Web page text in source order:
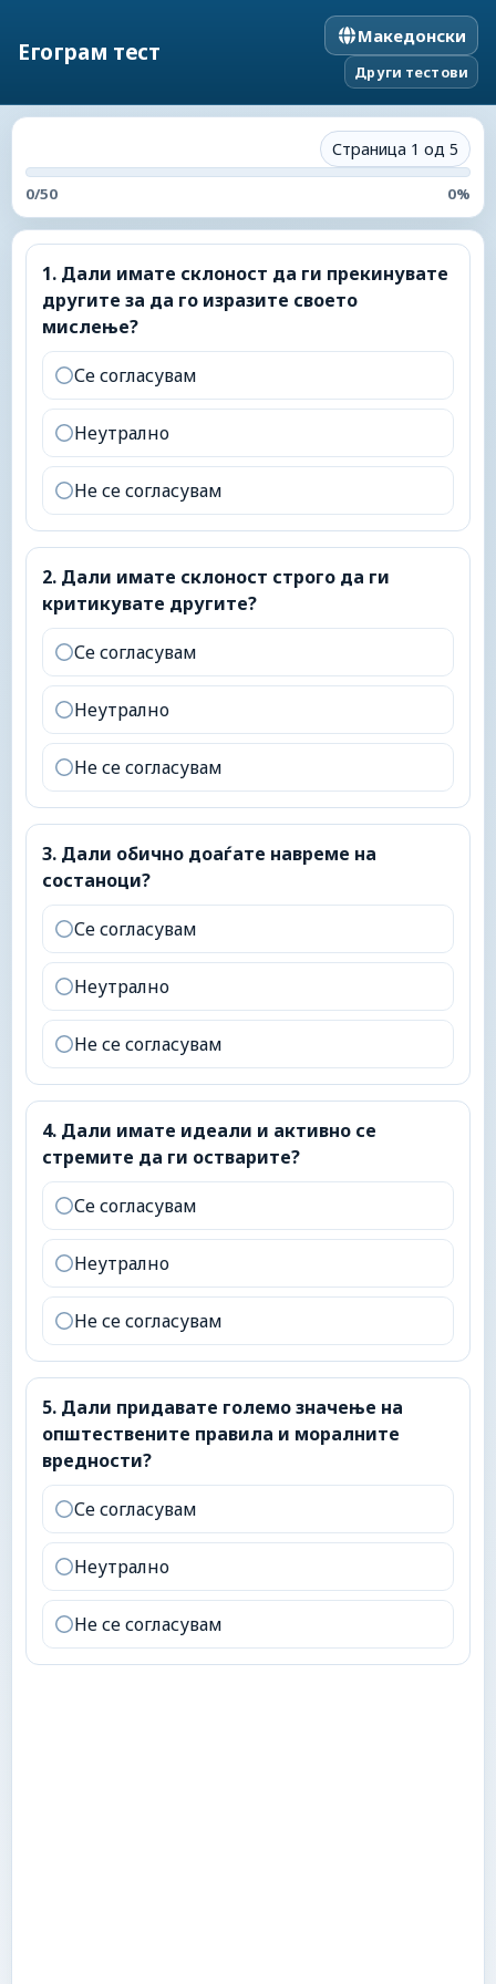
Егограм тест
Македонски
Други тестови
Страница 1 од 5
0/50 0%
1. Дали имате склоност да ги прекинувате
1. Дали имате склоност да ги прекинувате
другите за да го изразите своето
мислење?
Се согласувам
Неутрално
Не се согласувам
2. Дали имате склоност строго да ги критикувате
2. Дали имате склоност строго да ги
критикувате другите?
Се согласувам
Неутрално
Не се согласувам
3. Дали обично доаѓате навреме на состаноци?
3. Дали обично доаѓате навреме на
состаноци?
Се согласувам
Неутрално
Не се согласувам
4. Дали имате идеали и активно се стремите да ги
4. Дали имате идеали и активно се
стремите да ги остварите?
Се согласувам
Неутрално
Не се согласувам
5. Дали придавате големо значење на
5. Дали придавате големо значење на
општествените правила и моралните
вредности?
Се согласувам
Неутрално
Не се согласувам